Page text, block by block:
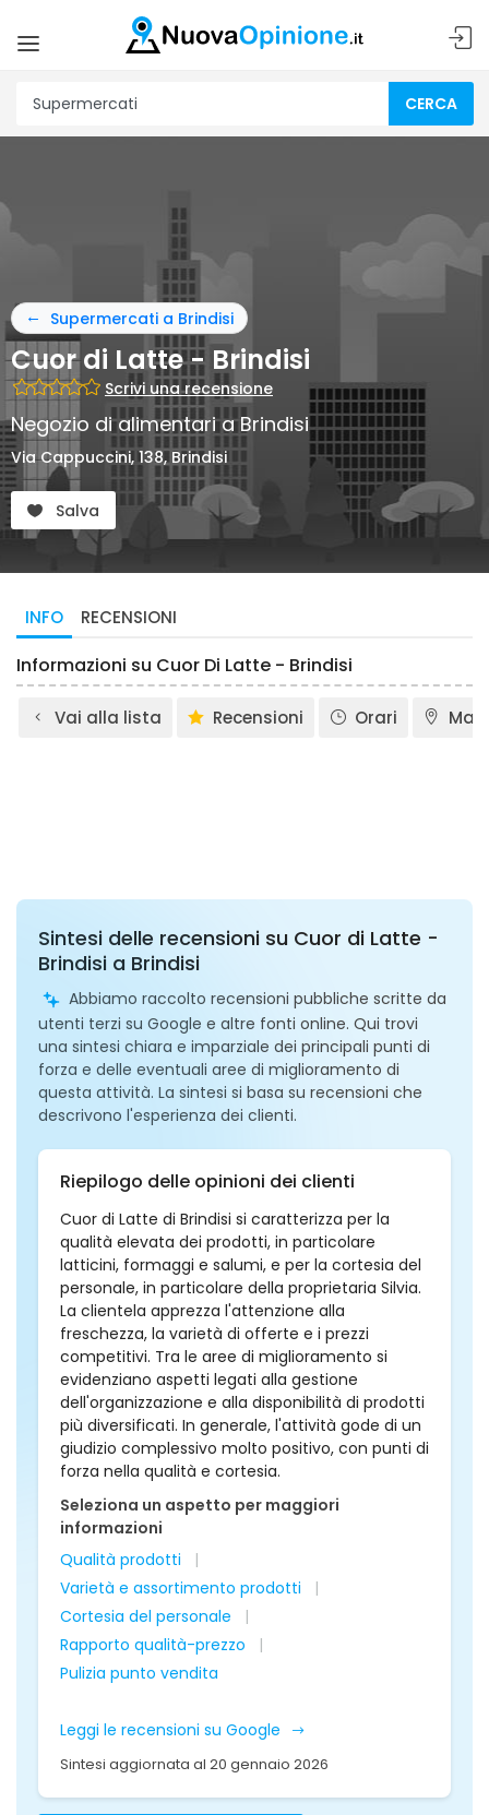
CERCA
Supermercati a Brindisi
Cuor di Latte - Brindisi
Scrivi una recensione
Negozio di alimentari a Brindisi
Via Cappuccini, 138, Brindisi
Salva
INFO RECENSIONI
Informazioni su Cuor Di Latte - Brindisi
Vai alla lista Recensioni Orari
Sintesi delle recensioni su Cuor di Latte -
Brindisi a Brindisi
Abbiamo raccolto recensioni pubbliche scritte da
utenti terzi su Google e altre fonti online. Qui trovi
una sintesi chiara e imparziale dei principali punti di
forza e delle eventuali aree di miglioramento di
questa attività. La sintesi si basa su recensioni che
descrivono l'esperienza dei clienti.
Riepilogo delle opinioni dei clienti
Cuor di Latte di Brindisi si caratterizza per la
qualità elevata dei prodotti, in particolare
latticini, formaggi e salumi, e per la cortesia del
personale, in particolare della proprietaria Silvia.
La clientela apprezza l'attenzione alla
freschezza, la varietà di offerte e i prezzi
competitivi. Tra le aree di miglioramento si
evidenziano aspetti legati alla gestione
dell'organizzazione e alla disponibilità di prodotti
più diversificati. In generale, l'attività gode di un
giudizio complessivo molto positivo, con punti di
forza nella qualità e cortesia.
Seleziona un aspetto per maggiori
informazioni
Qualità prodotti
Varietà e assortimento prodotti
Cortesia del personale
Rapporto qualità-prezzo
Pulizia punto vendita
Leggi le recensioni su Google
Sintesi aggiornata al 20 gennaio 2026